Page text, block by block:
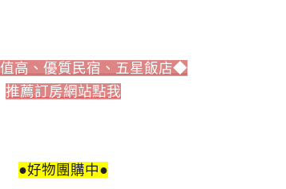
高、優質民宿、五星飯店◆
推薦訂房網站點我
●好物團購中●